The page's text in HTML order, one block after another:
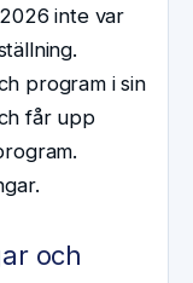
inte var
program i sin
får upp
och